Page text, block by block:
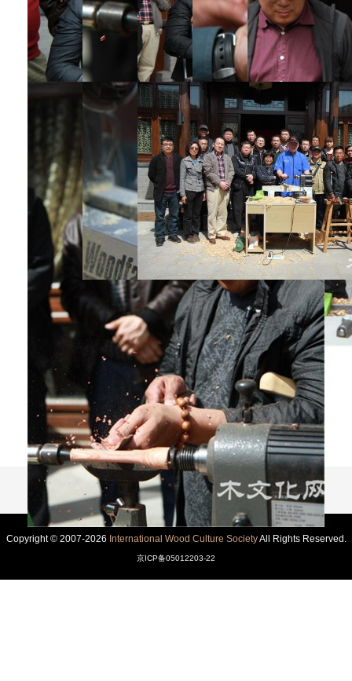
Copyright © 2007-2026 International Wood Culture SocietyAll Rights Reserved.
京ICP备05012203-22